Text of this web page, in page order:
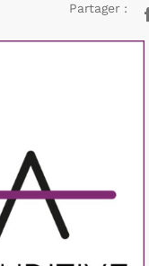
Partager :